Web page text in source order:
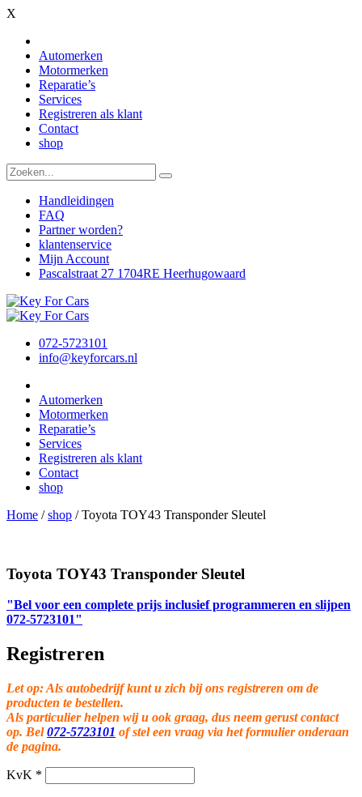
X
Automerken
Motormerken
Reparatie’s
Services
Registreren als klant
Contact
shop
Handleidingen
FAQ
Partner worden?
klantenservice
Mijn Account
Pascalstraat 27 1704RE Heerhugowaard
072-5723101
info@keyforcars.nl
Automerken
Motormerken
Reparatie’s
Services
Registreren als klant
Contact
shop
Home /shop /Toyota TOY43 Transponder Sleutel
Toyota TOY43 Transponder Sleutel
"Bel voor een complete prijs inclusief programmeren en slijpen
072-5723101"
Registreren
Let op: Als autobedrijf kunt u zich bij ons registreren om de
producten te bestellen.
Als particulier helpen wij u ook graag, dus neem gerust contact
op. Bel072-5723101 of stel een vraag via het formulier onderaan
de pagina.
KvK *